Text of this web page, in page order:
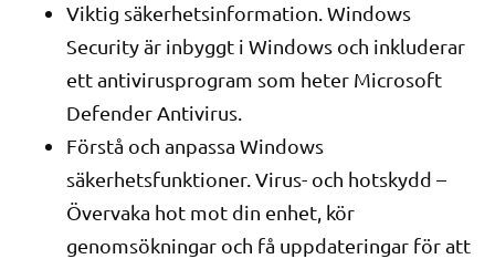
Viktig säkerhetsinformation. Windows
Security är inbyggt i Windows och inkluderar
ett antivirusprogram som heter Microsoft
Defender Antivirus.
Förstå och anpassa Windows
säkerhetsfunktioner. Virus- och hotskydd –
Övervaka hot mot din enhet, kör
genomsökningar och få uppdateringar för att